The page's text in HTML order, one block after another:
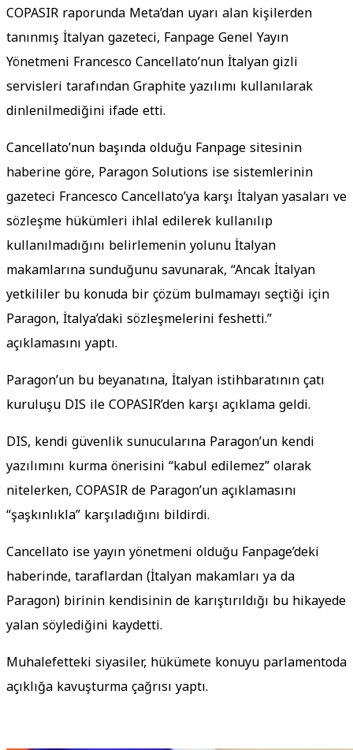
COPASIR raporunda Meta’dan uyarı alan kişilerden
tanınmış İtalyan gazeteci, Fanpage Genel Yayın
Yönetmeni Francesco Cancellato’nun İtalyan gizli
servisleri tarafından Graphite yazılımı kullanılarak
dinlenilmediğini ifade etti.
Cancellato’nun başında olduğu Fanpage sitesinin
haberine göre, Paragon Solutions ise sistemlerinin
gazeteci Francesco Cancellato’ya karşı İtalyan yasaları ve
sözleşme hükümleri ihlal edilerek kullanılıp
kullanılmadığını belirlemenin yolunu İtalyan
makamlarına sunduğunu savunarak, “Ancak İtalyan
yetkililer bu konuda bir çözüm bulmamayı seçtiği için
Paragon, İtalya’daki sözleşmelerini feshetti.”
açıklamasını yaptı.
Paragon’un bu beyanatına, İtalyan istihbaratının çatı
kuruluşu DIS ile COPASIR’den karşı açıklama geldi.
DIS, kendi güvenlik sunucularına Paragon’un kendi
yazılımını kurma önerisini “kabul edilemez” olarak
nitelerken, COPASIR de Paragon’un açıklamasını
“şaşkınlıkla” karşıladığını bildirdi.
Cancellato ise yayın yönetmeni olduğu Fanpage’deki
haberinde, taraflardan (İtalyan makamları ya da
Paragon) birinin kendisinin de karıştırıldığı bu hikayede
yalan söylediğini kaydetti.
Muhalefetteki siyasiler, hükümete konuyu parlamentoda
açıklığa kavuşturma çağrısı yaptı.